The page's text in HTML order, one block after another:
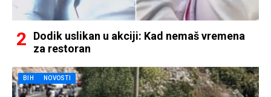
Dodik uslikan u akciji: Kad nemaš vremena
za restoran
BIH NOVOSTI